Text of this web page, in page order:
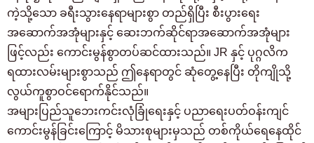
ကဲ့သို့သော ခရီးသွားနေရာများစွာ တည်ရှိပြီး စီးပွားရေး
အဆောက်အအုံများနှင့် ဆေးဘက်ဆိုင်ရာအဆောက်အအုံများ
ဖြင့်လည်း ကောင်းမွန်စွာတပ်ဆင်ထားသည်။ JR နှင့် ပုဂ္ဂလိက
ရထားလမ်းများစွာသည် ဤနေရာတွင် ဆုံတွေ့နေပြီး တိုကျိုသို့
လွယ်ကူစွာဝင်ရောက်နိုင်သည်။
အများပြည်သူဘေးကင်းလုံခြုံရေးနှင့် ပညာရေးပတ်ဝန်းကျင်
ကောင်းမွန်ခြင်းကြောင့် မိသားစုများမှသည် တစ်ကိုယ်ရေနေထိုင်